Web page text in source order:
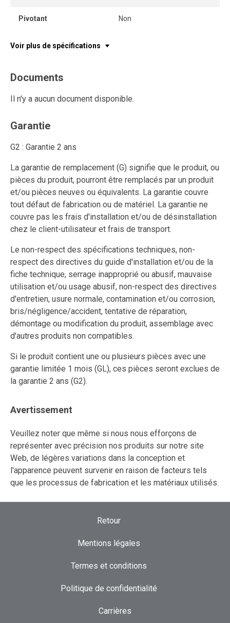
Pivotant Non
Voir plus de spécifications
Documents
Il n'y a aucun document disponible.
Garantie
G2 : Garantie 2 ans
La garantie de remplacement (G) signifie que le produit, ou
pièces du produit, pourront être remplacés par un produit
et/ou pièces neuves ou équivalents. La garantie couvre
tout défaut de fabrication ou de matériel. La garantie ne
couvre pas les frais d'installation et/ou de désinstallation
chez le client-utilisateur et frais de transport.
Le non-respect des spécifications techniques, non-
respect des directives du guide d'installation et/ou de la
fiche technique, serrage inapproprié ou abusif, mauvaise
utilisation et/ou usage abusif, non-respect des directives
d'entretien, usure normale, contamination et/ou corrosion,
bris/négligence/accident, tentative de réparation,
démontage ou modification du produit, assemblage avec
d'autres produits non compatibles.
Si le produit contient une ou plusieurs pièces avec une
garantie limitée 1 mois (GL), ces pièces seront exclues de
la garantie 2 ans (G2).
Avertissement
Veuillez noter que même si nous nous efforçons de
représenter avec précision nos produits sur notre site
Web, de légères variations dans la conception et
l'apparence peuvent survenir en raison de facteurs tels
que les processus de fabrication et les matériaux utilisés.
Retour
Mentions légales
Termes et conditions
Politique de confidentialité
Carrières